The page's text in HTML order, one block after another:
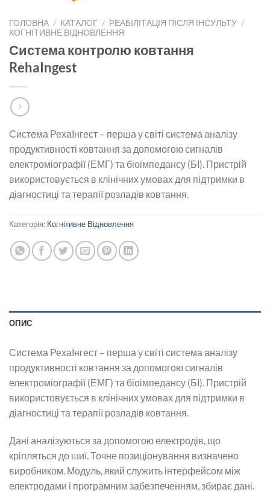
ГОЛОВНА / КАТАЛОГ / РЕАБІЛІТАЦІЯ ПІСЛЯ ІНСУЛЬТУ /
КОГНІТИВНЕ ВІДНОВЛЕННЯ
Система контролю ковтання
RehaIngest
Система РехаІнгест – перша у світі система аналізу
продуктивності ковтання за допомогою сигналів
електроміографії (ЕМГ) та біоімпедансу (БІ). Пристрій
використовується в клінічних умовах для підтримки в
діагностиці та терапії розладів ковтання.
Категорія: Когнітивне Відновлення
ОПИС
Система РехаІнгест – перша у світі система аналізу
продуктивності ковтання за допомогою сигналів
електроміографії (ЕМГ) та біоімпедансу (БІ). Пристрій
використовується в клінічних умовах для підтримки в
діагностиці та терапії розладів ковтання.
Дані аналізуються за допомогою електродів, що
кріпляться до шиї. Точне позиціонування визначено
виробником. Модуль, який служить інтерфейсом між
електродами і програмним забезпеченням, збирає дані.